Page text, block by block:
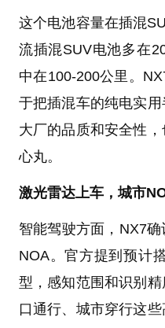
这个电池容量在插混
流插混SUV电池多在
中在100-200公里。
于把插混车的纯电实
大厂的品质和安全性
心丸。
激光雷达上车，城市
智能驾驶方面，NX7
NOA。官方提到预计
型，感知范围和识别
口通行、城市穿行这